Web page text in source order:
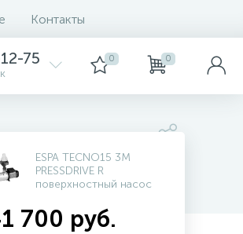
Контакты
75 0 0
ESPA TECNO15 3M
PRESSDRIVE R
поверхностный насос
700 руб.